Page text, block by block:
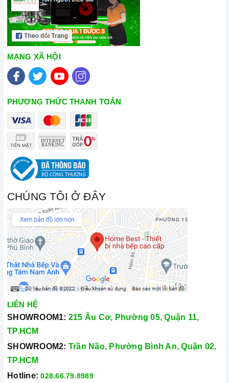
MẠNG XÃ HỘI
PHƯƠNG THỨC THANH TOÁN
CHÚNG TÔI Ở ĐÂY
LIÊN HỆ
SHOWROOM1: 215 Âu Cơ, Phường 05, Quận 11,
TP.HCM
SHOWROOM2: Trần Não, Phường Bình An, Quận 02,
TP.HCM
Hotline: 028.66.79.8989